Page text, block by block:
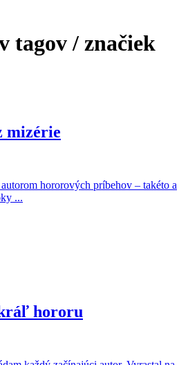
tagov / značiek
mizérie
hororových príbehov – takéto a
...
hororu